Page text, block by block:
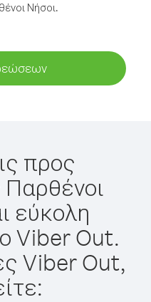
Νήσοι.
προς
εύκολη
Viber Out.
Viber Out,